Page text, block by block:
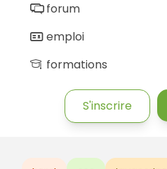
forum
emploi
formations
S'inscrire